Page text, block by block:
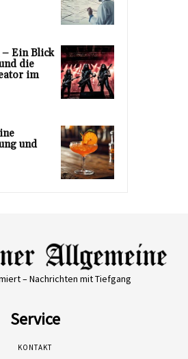
Ein Blick
die
im
und
– Nachrichten mit Tiefgang
Service
KONTAKT